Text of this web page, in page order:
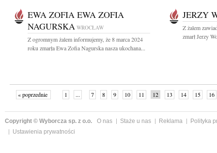
EWA ZOFIA EWA ZOFIA
NAGURSKA WROCŁAW
Z ogromnym żalem informujemy, że 8 marca 2024
roku zmarła Ewa Zofia Nagurska nasza ukochana...
JERZY
Z żalem
zmarł Jerzy
« poprzednie 1 ... 7 8 9 10 11 12 13 14 15 16
Copyright © Wyborcza sp. z o.o. O nas Staże u nas Reklama
Polityka
Ustawienia prywatności